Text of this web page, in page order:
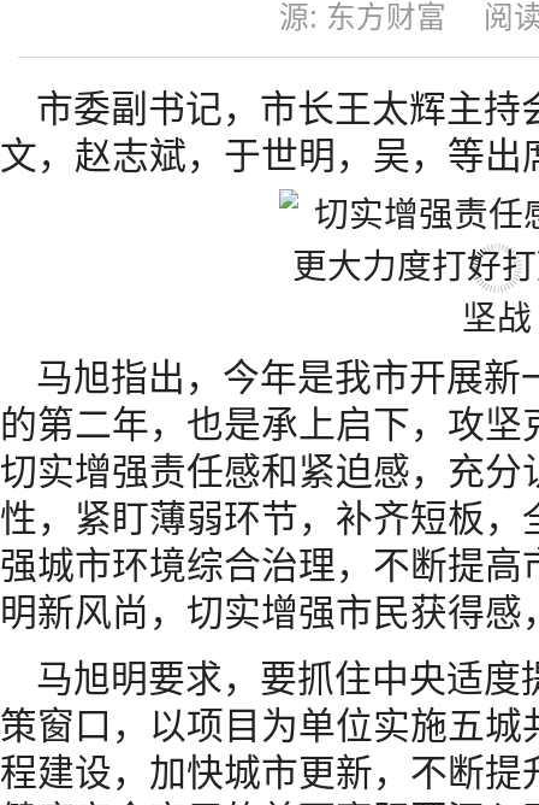
源: 东方财富
阅
市委副书记，市长王太辉主持
文，赵志斌，于世明，吴，等出
马旭指出，今年是我市开展
的第二年，也是承上启下，攻
切实增强责任感和紧迫感，充
性，紧盯薄弱环节，补齐短板
强城市环境综合治理，不断提
明新风尚，切实增强市民获得感
马旭明要求，要抓住中央适
策窗口，以项目为单位实施五
程建设，加快城市更新，不断